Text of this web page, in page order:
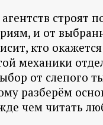
строят
и от
кто
механики
от слепого
разберём
чем читать